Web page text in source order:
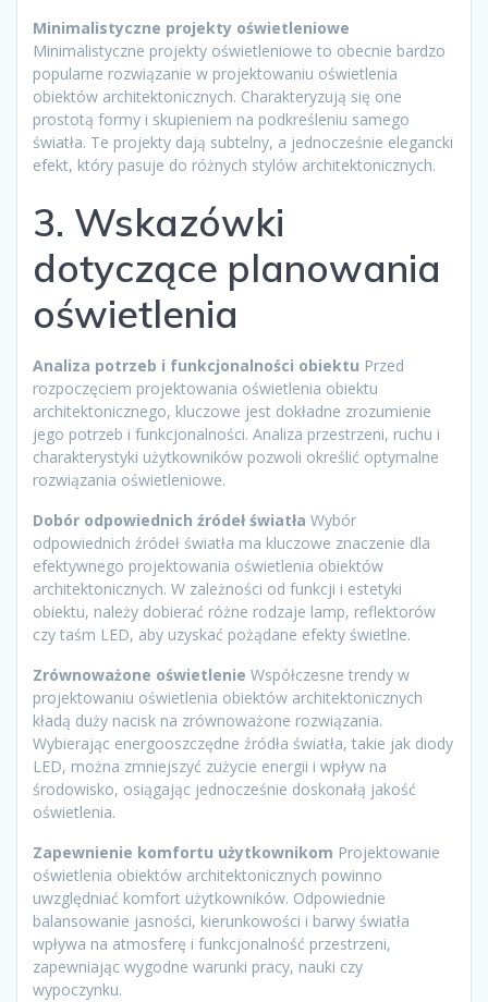
Minimalistyczne projekty oświetleniowe
Minimalistyczne projekty oświetleniowe to obecnie bardzo
popularne rozwiązanie w projektowaniu oświetlenia
obiektów architektonicznych. Charakteryzują się one
prostotą formy i skupieniem na podkreśleniu samego
światła. Te projekty dają subtelny, a jednocześnie elegancki
efekt, który pasuje do różnych stylów architektonicznych.
3. Wskazówki
dotyczące planowania
oświetlenia
Analiza potrzeb i funkcjonalności obiektu Przed
rozpoczęciem projektowania oświetlenia obiektu
architektonicznego, kluczowe jest dokładne zrozumienie
jego potrzeb i funkcjonalności. Analiza przestrzeni, ruchu i
charakterystyki użytkowników pozwoli określić optymalne
rozwiązania oświetleniowe.
Dobór odpowiednich źródeł światła Wybór
odpowiednich źródeł światła ma kluczowe znaczenie dla
efektywnego projektowania oświetlenia obiektów
architektonicznych. W zależności od funkcji i estetyki
obiektu, należy dobierać różne rodzaje lamp, reflektorów
czy taśm LED, aby uzyskać pożądane efekty świetlne.
Zrównoważone oświetlenie Współczesne trendy w
projektowaniu oświetlenia obiektów architektonicznych
kładą duży nacisk na zrównoważone rozwiązania.
Wybierając energooszczędne źródła światła, takie jak diody
LED, można zmniejszyć zużycie energii i wpływ na
środowisko, osiągając jednocześnie doskonałą jakość
oświetlenia.
Zapewnienie komfortu użytkownikom Projektowanie
oświetlenia obiektów architektonicznych powinno
uwzględniać komfort użytkowników. Odpowiednie
balansowanie jasności, kierunkowości i barwy światła
wpływa na atmosferę i funkcjonalność przestrzeni,
zapewniając wygodne warunki pracy, nauki czy
wypoczynku.